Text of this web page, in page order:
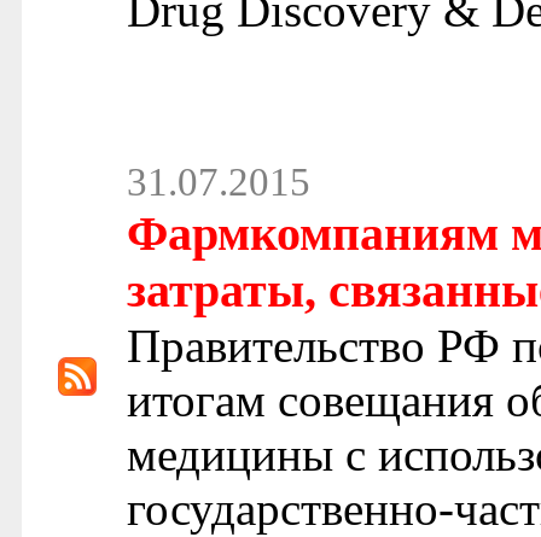
Drug Discovery &
31.07.2015
Фармкомпаниям
затраты,
Правительство РФ
итогам совещания
медицины с
государственно-